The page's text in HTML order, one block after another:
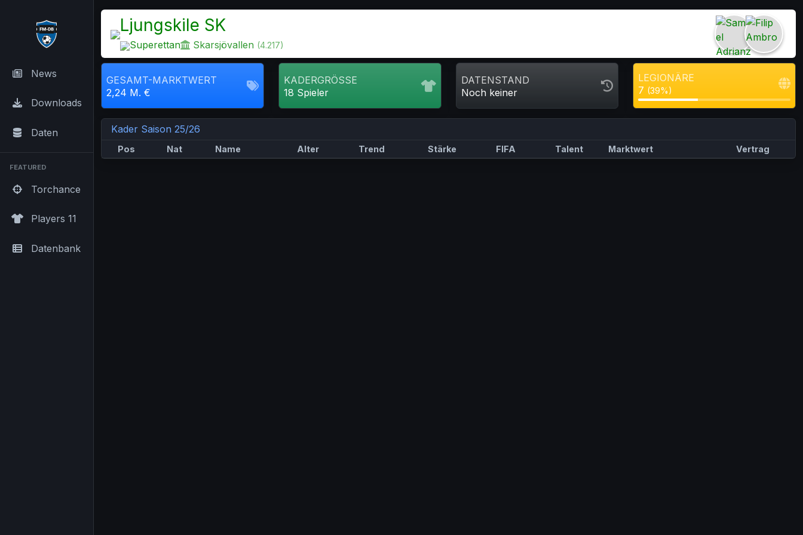
News
Downloads
Daten
FEATURED
Torchance
Players 11
Datenbank
Ljungskile SK
Superettan Skarsjövallen (4.217)
GESAMT-MARKTWERT
2,24 M. €
KADERGRÖSSE
18 Spieler
DATENSTAND
Noch keiner
LEGIONÄRE
7 (39%)
Kader Saison 25/26
Pos Nat Name Alter Trend Stärke FIFA Talent Marktwert Vertrag